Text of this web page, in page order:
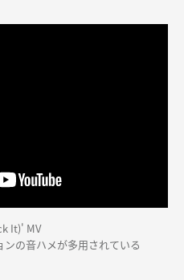
It)' MV
の音ハメが多用されている